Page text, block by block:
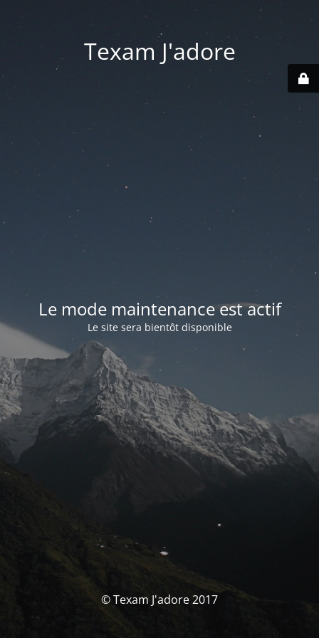
Texam J'adore
Le mode maintenance est actif
Le site sera bientôt disponible
© Texam J'adore 2017